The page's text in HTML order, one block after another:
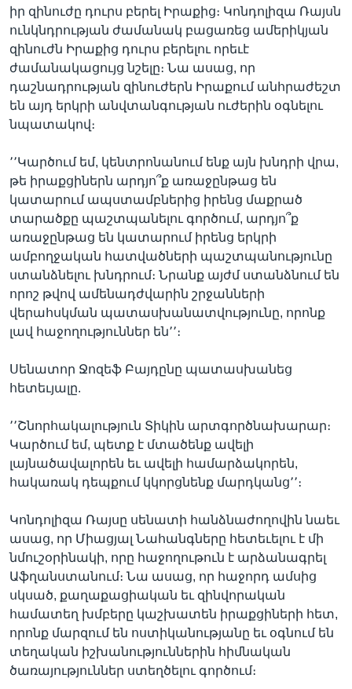
իր զինուժը դուրս բերել Իրաքից։ Կոնդոլիզա Ռայսն
ունկնդրության ժամանակ բացառեց ամերիկյան
զինուժն Իրաքից դուրս բերելու որեւէ
ժամանակացույց նշելը։ Նա ասաց, որ
դաշնադրության զինուժերն Իրաքում անհրաժեշտ
են այդ երկրի անվտանգության ուժերին օգնելու
նպատակով։
՚՚Կարծում եմ, կենտրոնանում ենք այն խնդրի վրա,
թե իրաքցիներն արդյո՞ք առաջընթաց են
կատարում ապստամբներից իրենց մաքրած
տարածքը պաշտպանելու գործում, արդյո՞ք
առաջընթաց են կատարում իրենց երկրի
ամբողջական հատվածների պաշտպանությունը
ստանձնելու խնդրում։ Նրանք այժմ ստանձնում են
որոշ թվով ամենադժվարին շրջանների
վերահսկման պատասխանատվությունը, որոնք
լավ հաջողություններ են՚՚։
Սենատոր Ջոզեֆ Բայդընը պատասխանեց
հետեւյալը.
՚՚Շնորհակալություն Տիկին արտգործնախարար։
Կարծում եմ, պետք է մտածենք ավելի
լայնածավալորեն եւ ավելի համարձակորեն,
հակառակ դեպքում կկորցնենք մարդկանց՚՚։
Կոնդոլիզա Ռայսը սենատի հանձնաժողովին նաեւ
ասաց, որ Միացյալ Նահանգները հետեւելու է մի
նմուշօրինակի, որը հաջողութուն է արձանագրել
Աֆղանստանում։ Նա ասաց, որ հաջորդ ամսից
սկսած, քաղաքացիական եւ զինվորական
համատեղ խմբերը կաշխատեն իրաքցիների հետ,
որոնք մարզում են ոստիկանությանը եւ օգնում են
տեղական իշխանություններին հիմնական
ծառայություններ ստեղծելու գործում։